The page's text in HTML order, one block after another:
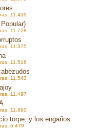
11.439
11.728
11.375
11.516
11.543
11.497
11.890
torpe, y los engaños
6.479